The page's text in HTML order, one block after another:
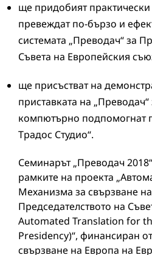
ще придобият
превеждат по-бързо и
системата „Преводач“ за
Съвета на Европейския
ще присъстват на
приставката на „Преводач“
компютърно подпомогнат
Традос Студио“.
Семинарът „Преводач
рамките на проекта
Механизма за свързване
Председателството на
Automated Translation for
Presidency)“, финансиран
свързване на Европа на